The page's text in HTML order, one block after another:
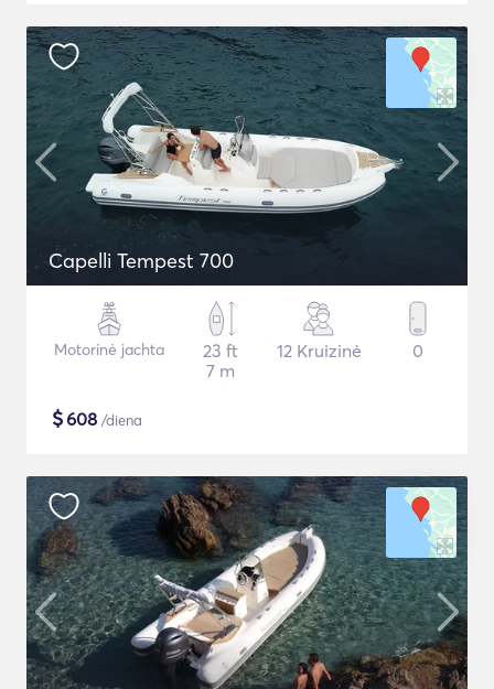
Capelli Tempest 700
Motorinė jachta
23 ft
7 m
12 Kruizinė 0
$608 /diena